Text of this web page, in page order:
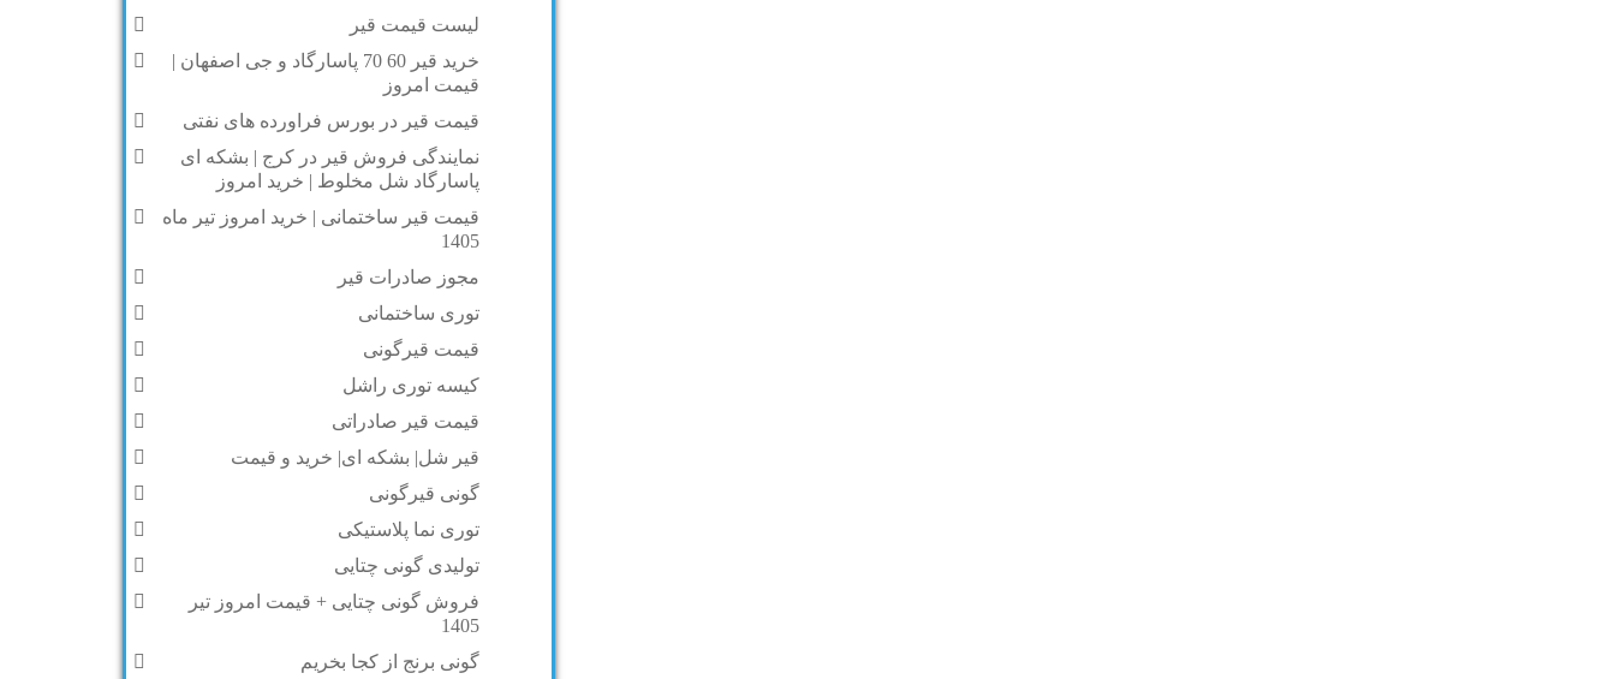
لیست قیمت قیر
خرید قیر 60 70 پاسارگاد و جی اصفهان |
قیمت امروز
قیمت قیر در بورس فراورده های نفتی
نمایندگی فروش قیر در کرج | بشکه ای
پاسارگاد شل مخلوط | خرید امروز
قیمت قیر ساختمانی | خرید امروز تیر ماه
1405
مجوز صادرات قیر
توری ساختمانی
قیمت قیرگونی
کیسه توری راشل
قیمت قیر صادراتی
قیر شل| بشکه ای| خرید و قیمت
گونی قیرگونی
توری نما پلاستیکی
تولیدی گونی چتایی
فروش گونی چتایی + قیمت امروز تیر
1405
گونی برنج از کجا بخریم